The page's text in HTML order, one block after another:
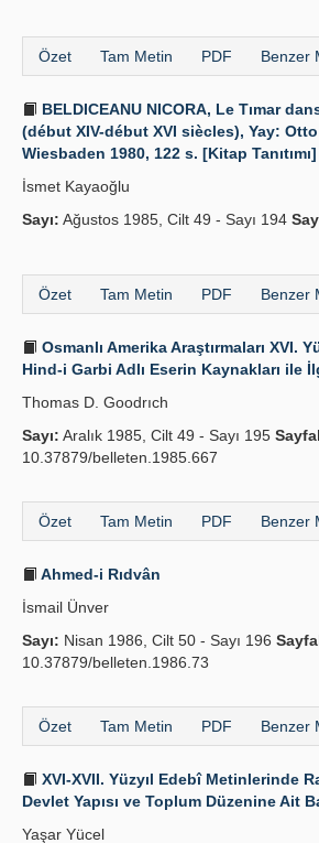
Özet Tam Metin PDF Benzer
BELDICEANU NICORA, Le Tımar
(début XIV-début XVI siècles), Yay:
Wiesbaden 1980, 122 s. [Kitap Tanıtımı]
İsmet Kayaoğlu
Sayı: Ağustos 1985, Cilt 49 - Sayı 194
Özet Tam Metin PDF Benzer
Osmanlı Amerika Araştırmaları XVI.
Hind-i Garbi Adlı Eserin Kaynakları ile
Thomas D. Goodrıch
Sayı: Aralık 1985, Cilt 49 - Sayı 195
10.37879/belleten.1985.667
Özet Tam Metin PDF Benzer
Ahmed-i Rıdvân
İsmail Ünver
Sayı: Nisan 1986, Cilt 50 - Sayı 196
10.37879/belleten.1986.73
Özet Tam Metin PDF Benzer
XVI-XVII. Yüzyıl Edebî Metinlerinde
Devlet Yapısı ve Toplum Düzenine Ait
Yaşar Yücel